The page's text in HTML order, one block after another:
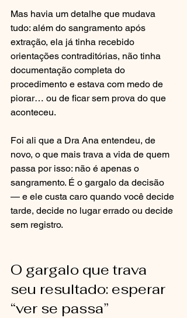
Mas havia um detalhe que mudava
tudo: além do sangramento após
extração, ela já tinha recebido
orientações contraditórias, não tinha
documentação completa do
procedimento e estava com medo de
piorar… ou de ficar sem prova do que
aconteceu.
Foi ali que a Dra Ana entendeu, de
novo, o que mais trava a vida de quem
passa por isso: não é apenas o
sangramento. É o gargalo da decisão
— e ele custa caro quando você decide
tarde, decide no lugar errado ou decide
sem registro.
O gargalo que trava
seu resultado: esperar
“ver se passa”